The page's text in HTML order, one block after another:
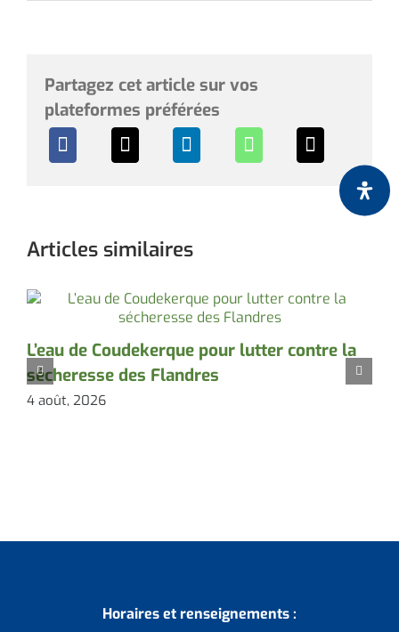
Partagez cet article sur vos
plateformes préférées
Articles similaires
L’eau de Coudekerque pour lutter contre la
sécheresse des Flandres
4 août, 2026
Horaires et renseignements :